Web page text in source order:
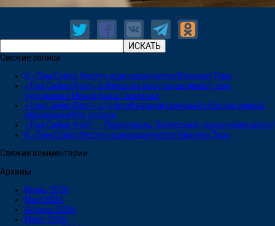
Свежие записи
К «Том Сойер Фесту» присоединяется Верхняя Тура
«Том Сойер Фест» в Ижевске восстанавливает дом
художника Менсадыка Гарипова
«Том Сойер Фест» в Туле объявили срочный сбор на ремонт
обрушившейся кровли
«Том Сойер Фест — Переславль-Залесский» закончили сезон!
К «Том Сойер Фесту» присоединяется Нижняя Тура
Свежие комментарии
Архивы
Июнь 2026
Май 2026
Апрель 2026
Март 2026